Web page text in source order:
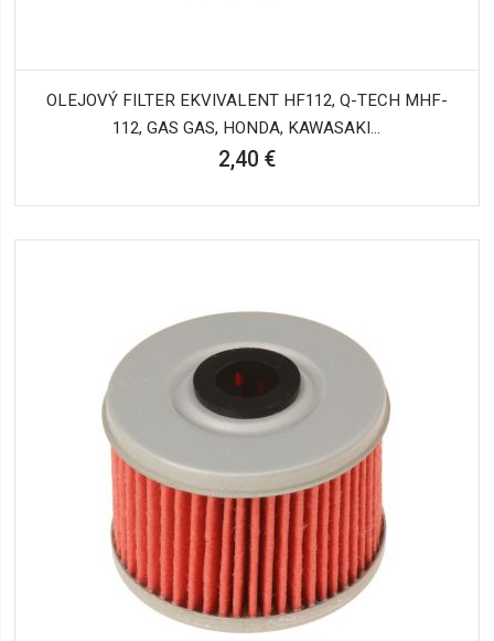
OLEJOVÝ FILTER EKVIVALENT HF112, Q-TECH MHF-
112, GAS GAS, HONDA, KAWASAKI...
2,40 €